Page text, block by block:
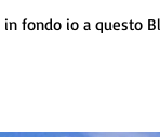
fondo io a questo